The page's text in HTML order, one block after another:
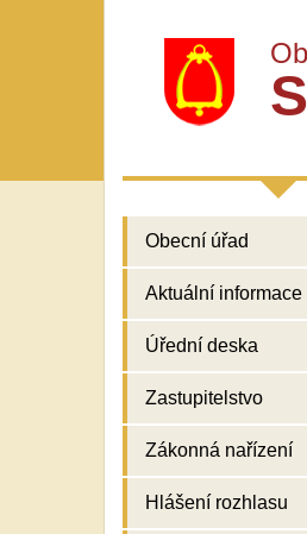
Obecní úřad
Aktuální informace
Úřední deska
Zastupitelstvo
Zákonná nařízení
Hlášení rozhlasu